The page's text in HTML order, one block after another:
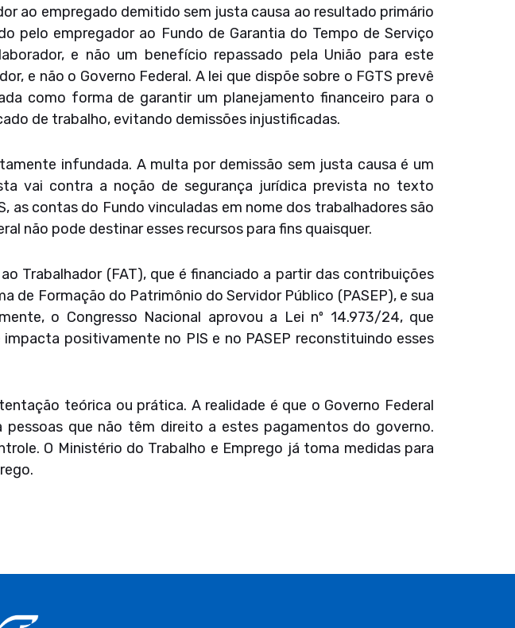
ao empregado demitido sem justa causa ao resultado primário
pelo empregador ao Fundo de Garantia do Tempo de Serviço
e não um benefício repassado pela União para este
e não o Governo Federal. A lei que dispõe sobre o FGTS prevê
como forma de garantir um planejamento financeiro para o
de trabalho, evitando demissões injustificadas.
infundada. A multa por demissão sem justa causa é um
vai contra a noção de segurança jurídica prevista no texto
as contas do Fundo vinculadas em nome dos trabalhadores são
não pode destinar esses recursos para fins quaisquer.
Trabalhador (FAT), que é financiado a partir das contribuições
de Formação do Patrimônio do Servidor Público (PASEP), e sua
o Congresso Nacional aprovou a Lei nº 14.973/24, que
positivamente no PIS e no PASEP reconstituindo esses
teórica ou prática. A realidade é que o Governo Federal
que não têm direito a estes pagamentos do governo.
O Ministério do Trabalho e Emprego já toma medidas para